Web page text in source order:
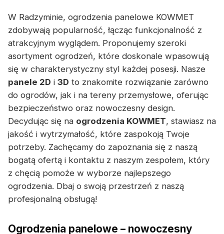
W Radzyminie, ogrodzenia panelowe KOWMET
zdobywają popularność, łącząc funkcjonalność z
atrakcyjnym wyglądem. Proponujemy szeroki
asortyment ogrodzeń, które doskonale wpasowują
się w charakterystyczny styl każdej posesji. Nasze
panele 2D i 3D to znakomite rozwiązanie zarówno
do ogrodów, jak i na tereny przemysłowe, oferując
bezpieczeństwo oraz nowoczesny design.
Decydując się na ogrodzenia KOWMET, stawiasz na
jakość i wytrzymałość, które zaspokoją Twoje
potrzeby. Zachęcamy do zapoznania się z naszą
bogatą ofertą i kontaktu z naszym zespołem, który
z chęcią pomoże w wyborze najlepszego
ogrodzenia. Dbaj o swoją przestrzeń z naszą
profesjonalną obsługą!
Ogrodzenia panelowe – nowoczesny